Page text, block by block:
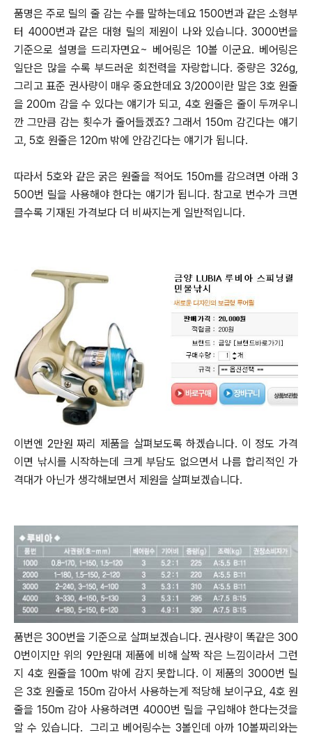
품명은 주로 릴의 줄 감는 수를 말하는데요 1500번과 같은 소형부
터 4000번과 같은 대형 릴의 제원이 나와 있습니다. 3000번을
기준으로 설명을 드리자면요~ 베어링은 10볼 이군요. 베어링은
일단은 많을 수록 부드러운 회전력을 자랑합니다. 중량은 326g,
그리고 표준 권사량이 매우 중요한데요 3/200이란 말은 3호 원줄
을 200m 감을 수 있다는 얘기가 되고, 4호 원줄은 줄이 두꺼우니
깐 그만큼 감는 횟수가 줄어들겠죠? 그래서 150m 감긴다는 얘기
고, 5호 원줄은 120m 밖에 안감긴다는 얘기가 됩니다.
따라서 5호와 같은 굵은 원줄을 적어도 150m를 감으려면 아래 3
500번 릴을 사용해야 한다는 얘기가 됩니다.참고로 번수가 크면
클수록 기재된 가격보다 더 비싸지는게 일반적입니다.
이번엔 2만원 짜리 제품을 살펴보도록 하겠습니다. 이 정도 가격
이면 낚시를 시작하는데 크게 부담도 없으면서 나름 합리적인 가
격대가 아닌가 생각해보면서 제원을 살펴보겠습니다.
품번은 300번을 기준으로 살펴보겠습니다. 권사량이 똑같은 300
0번이지만 위의 9만원대 제품에 비해 살짝 작은 느낌이라서 그런
지 4호 원줄을 100m 밖에 감지 못합니다. 이 제품의 3000번 릴
은 3호 원줄로 150m 감아서 사용하는게 적당해 보이구요, 4호 원
줄을 150m 감아 사용하려면 4000번 릴을 구입해야 한다는것을
알 수 있습니다. 그리고 베어링수는 3볼인데 아까 10볼짜리와는